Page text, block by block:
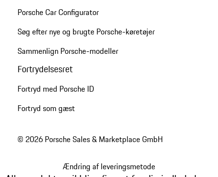
Porsche Car Configurator
Søg efter nye og brugte Porsche-køretøjer
Sammenlign Porsche-modeller
Fortrydelsesret
Fortryd med Porsche ID
Fortryd som gæst
© 2026 Porsche Sales & Marketplace GmbH
Ændring af leveringsmetode